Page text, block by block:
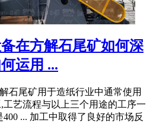
在方解石尾矿如何深
运用 ...
石尾矿用于造纸行业中通常使用
艺流程与以上三个用途的工序一
... 加工中取得了良好的市场反